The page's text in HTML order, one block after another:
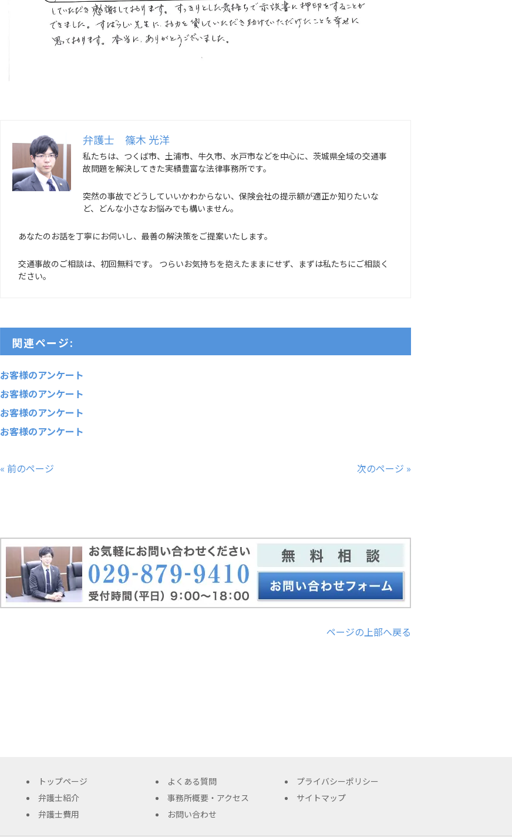
弁護士 篠木 光洋
私たちは、つくば市、土浦市、牛久市、水戸市などを中心に、茨城県全域の交通事
故問題を解決してきた実績豊富な法律事務所です。
突然の事故でどうしていいかわからない、保険会社の提示額が適正か知りたいな
ど、どんな小さなお悩みでも構いません。
あなたのお話を丁寧にお伺いし、最善の解決策をご提案いたします。
交通事故のご相談は、初回無料です。 つらいお気持ちを抱えたままにせず、まずは私たちにご相談く
ださい。
関連ページ:
お客様のアンケート
お客様のアンケート
お客様のアンケート
お客様のアンケート
« 前のページ 次のページ »
ページの上部へ戻る
トップページ
弁護士紹介
弁護士費用
よくある質問
事務所概要・アクセス
お問い合わせ
プライバシーポリシー
サイトマップ